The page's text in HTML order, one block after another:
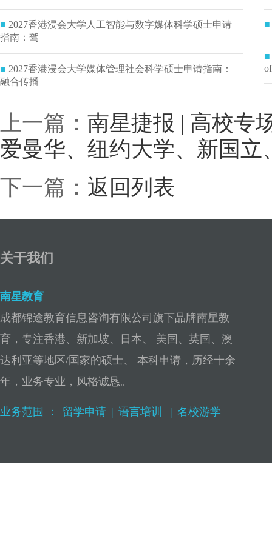
■ 2027香港浸会大学人工智能与数字媒体科学硕士申请
指南：驾
■ 2027香港浸会大学媒体管理社会科学硕士申请指南：
融合传播
■
■
上一篇： 南星捷报 | 高校专
爱曼华、纽约大学、新国立
下一篇： 返回列表
关于我们
南星教育
成都锦途教育信息咨询有限公司旗下品牌南星教
育，专注香港、新加坡、日本、 美国、英国、澳
达利亚等地区/国家的硕士、 本科申请，历经十余
年，业务专业，风格诚恳。
业务范围 ： 留学申请 | 语言培训 | 名校游学